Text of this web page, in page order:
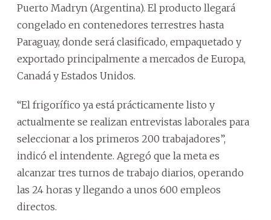
Puerto Madryn (Argentina). El producto llegará
congelado en contenedores terrestres hasta
Paraguay, donde será clasificado, empaquetado y
exportado principalmente a mercados de Europa,
Canadá y Estados Unidos.
“El frigorífico ya está prácticamente listo y
actualmente se realizan entrevistas laborales para
seleccionar a los primeros 200 trabajadores”,
indicó el intendente. Agregó que la meta es
alcanzar tres turnos de trabajo diarios, operando
las 24 horas y llegando a unos 600 empleos
directos.